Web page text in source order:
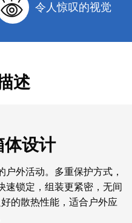
令人惊叹的视觉
述
体设计
户外活动。多重保护方式，
速锁定，组装更紧密，无间
的散热性能，适合户外应